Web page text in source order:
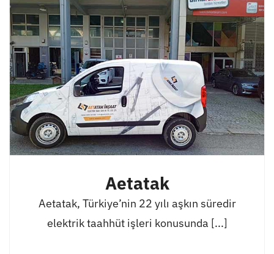
Aetatak
Aetatak, Türkiye’nin 22 yılı aşkın süredir
elektrik taahhüt işleri konusunda [...]